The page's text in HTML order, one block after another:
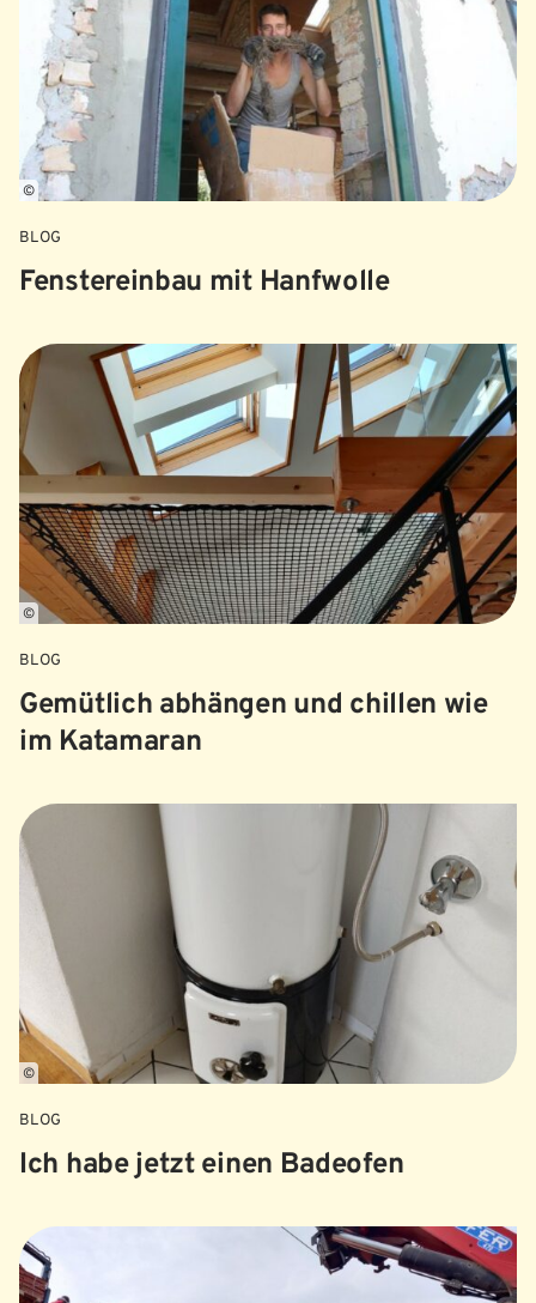
©
BLOG
Fenstereinbau mit Hanfwolle
©
BLOG
Gemütlich abhängen und chillen wie
im Katamaran
©
BLOG
Ich habe jetzt einen Badeofen